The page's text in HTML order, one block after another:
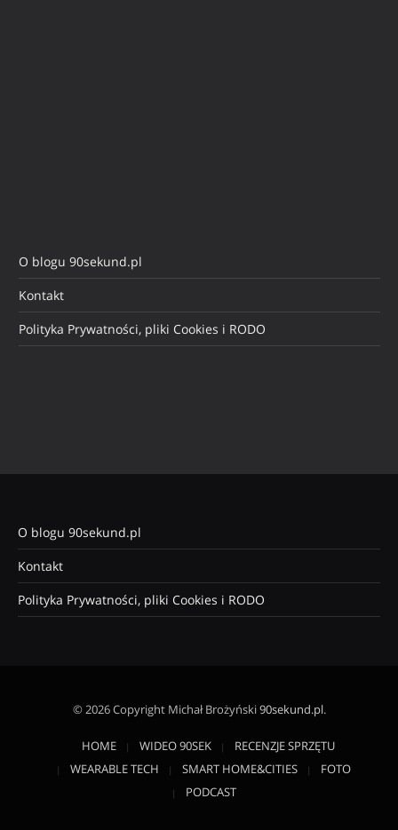
O blogu 90sekund.pl
Kontakt
Polityka Prywatności, pliki Cookies i RODO
O blogu 90sekund.pl
Kontakt
Polityka Prywatności, pliki Cookies i RODO
© 2026 Copyright Michał Brożyński90sekund.pl.
HOME WIDEO 90SEK
RECENZJE SPRZĘTU
WEARABLE TECH
SMART HOME&CITIES
FOTO
PODCAST